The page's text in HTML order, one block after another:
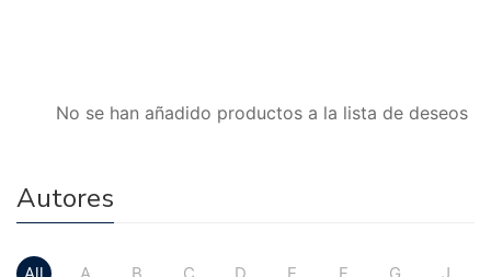
No se han añadido productos a la lista de deseos
Autores